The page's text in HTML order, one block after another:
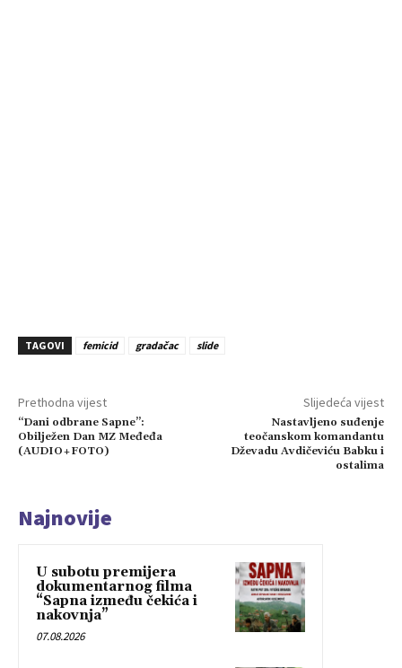
TAGOVI femicid gradačac slide
Prethodna vijest
“Dani odbrane Sapne”:
Obilježen Dan MZ Međeđa
(AUDIO+FOTO)
Slijedeća vijest
Nastavljeno suđenje
teočanskom komandantu
Dževadu Avdičeviću Babku i
ostalima
Najnovije
U subotu premijera
dokumentarnog filma
“Sapna između čekića i
nakovnja”
07.08.2026